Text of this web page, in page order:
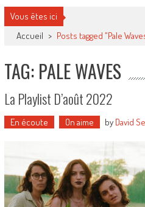
Vous êtes ici
Accueil > Posts tagged "Pale
TAG: PALE WAVES
La Playlist D’août 2022
En écoute On aime by David